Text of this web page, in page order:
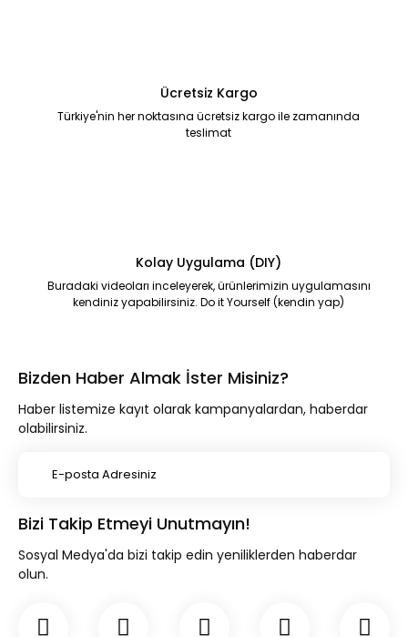
Ücretsiz Kargo
Türkiye'nin her noktasına ücretsiz kargo ile zamanında
teslimat
Kolay Uygulama (DIY)
Buradaki videoları inceleyerek, ürünlerimizin uygulamasını
kendiniz yapabilirsiniz. Do it Yourself (kendin yap)
Bizden Haber Almak İster Misiniz?
Haber listemize kayıt olarak kampanyalardan, haberdar
olabilirsiniz.
Bizi Takip Etmeyi Unutmayın!
Sosyal Medya'da bizi takip edin yeniliklerden haberdar
olun.